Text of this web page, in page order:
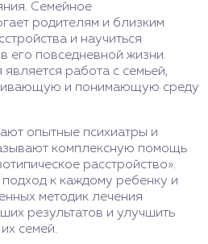
Семейное
родителям и близким
и научиться
его повседневной жизни.
работа с семьей,
и понимающую среду
опытные психиатры и
комплексную помощь
расстройство».
к каждому ребенку и
методик лечения
результатов и улучшить
семей.